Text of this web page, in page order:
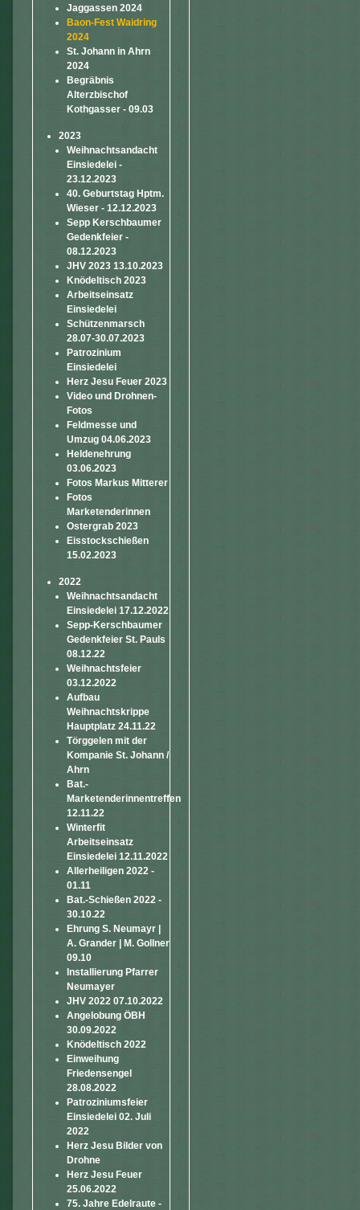
Jaggassen 2024
Baon-Fest Waidring
2024
St. Johann in Ahrn
2024
Begräbnis
Alterzbischof
Kothgasser - 09.03
2023
Weihnachtsandacht
Einsiedelei -
23.12.2023
40. Geburtstag Hptm.
Wieser - 12.12.2023
Sepp Kerschbaumer
Gedenkfeier -
08.12.2023
JHV 2023 13.10.2023
Knödeltisch 2023
Arbeitseinsatz
Einsiedelei
Schützenmarsch
28.07-30.07.2023
Patrozinium
Einsiedelei
Herz Jesu Feuer 2023
Video und Drohnen-
Fotos
Feldmesse und
Umzug 04.06.2023
Heldenehrung
03.06.2023
Fotos Markus Mitterer
Fotos
Marketenderinnen
Ostergrab 2023
Eisstockschießen
15.02.2023
2022
Weihnachtsandacht
Einsiedelei 17.12.2022
Sepp-Kerschbaumer
Gedenkfeier St. Pauls
08.12.22
Weihnachtsfeier
03.12.2022
Aufbau
Weihnachtskrippe
Hauptplatz 24.11.22
Törggelen mit der
Kompanie St. Johann /
Ahrn
Bat.-
Marketenderinnentreffen
12.11.22
Winterfit
Arbeitseinsatz
Einsiedelei 12.11.2022
Allerheiligen 2022 -
01.11
Bat.-Schießen 2022 -
30.10.22
Ehrung S. Neumayr |
A. Grander | M. Gollner
09.10
Installierung Pfarrer
Neumayer
JHV 2022 07.10.2022
Angelobung ÖBH
30.09.2022
Knödeltisch 2022
Einweihung
Friedensengel
28.08.2022
Patroziniumsfeier
Einsiedelei 02. Juli
2022
Herz Jesu Bilder von
Drohne
Herz Jesu Feuer
25.06.2022
75. Jahre Edelraute -